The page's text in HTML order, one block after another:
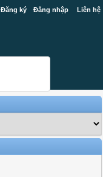
Đăng ký Đăng nhập Liên hệ